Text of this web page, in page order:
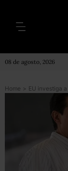
08 de agosto, 2026
Home >